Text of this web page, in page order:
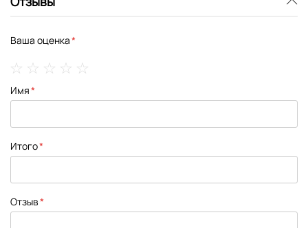
Ваша оценка
star
stars
stars
stars
stars
Имя
Итого
Отзыв